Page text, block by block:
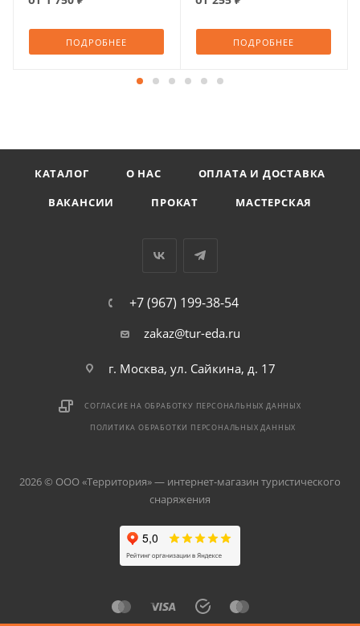
ПОДРОБНЕЕ ПОДРОБНЕЕ
КАТАЛОГ О НАС
ОПЛАТА И ДОСТАВКА
ВАКАНСИИ
ПРОКАТ МАСТЕРСКАЯ
+7 (967) 199-38-54
zakaz@tur-eda.ru
г. Москва, ул. Сайкина, д. 17
СОГЛАСИЕ НА ОБРАБОТКУ ПЕРСОНАЛЬНЫХ ДАННЫХ
ПОЛИТИКА ОБРАБОТКИ ПЕРСОНАЛЬНЫХ ДАННЫХ
2026 © ООО «Территория» — интернет-магазин туристического
снаряжения